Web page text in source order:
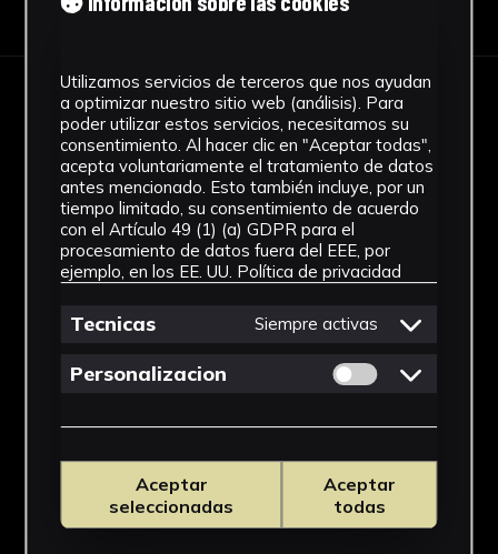
IMÁGENES
Utilizamos servicios de terceros que nos ayudan
a optimizar nuestro sitio web (análisis). Para
poder utilizar estos servicios, necesitamos su
consentimiento. Al hacer clic en "Aceptar todas",
acepta voluntariamente el tratamiento de datos
antes mencionado. Esto también incluye, por un
tiempo limitado, su consentimiento de acuerdo
con el Artículo 49 (1) (a) GDPR para el
procesamiento de datos fuera del EEE, por
ejemplo, en los EE. UU. Política de privacidad
Tecnicas Siempre activas
Personalizacion Permitir cookies
Aceptar
seleccionadas
Aceptar
todas